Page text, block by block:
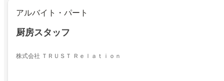
アルバイト・パート
厨房スタッフ
株式会社 ＴＲＵＳＴ Ｒｅｌａｔｉｏｎ